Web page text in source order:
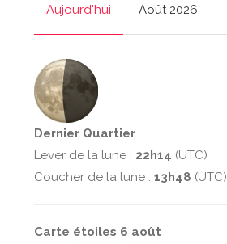
Aujourd'hui Août 2026
Dernier Quartier
Lever de la lune : 22h14 (UTC)
Coucher de la lune : 13h48 (UTC)
Carte étoiles 6 août